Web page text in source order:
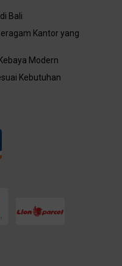
Bali
Kantor yang
Modern
Kebutuhan